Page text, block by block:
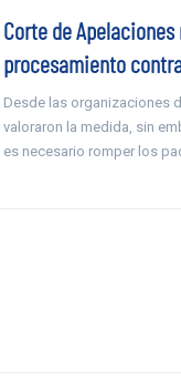
Corte de
procesamiento
Desde las organizaciones
valoraron la medida, sin
es necesario romper los